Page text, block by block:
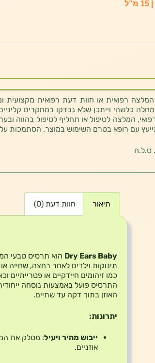
רפואית או חוות דעת רפואית מקצועית
כלשהי וייתכן שלא נבדקו במחקרים
המלצה לטיפול או תחליף לטיפול בהווה
עם רופא בטרם השימוש במוצר. הסתמכות
ט.ל.ח
תיאור חוות דעת (0)
Dry Ears Baby הוא תרסיס טבעי
תינוקות וילדים לאחר רחצה, שחייה
כמו זיהומים חיידקיים או
התרסיס פועל באמצעות נוסחה
האוזן בתוך דקה עד שתיים.
יתרונות:
ייבוש מהיר ויעיל: מסלק את
אוזניים.